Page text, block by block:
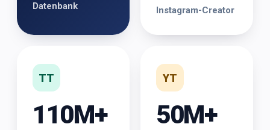
Datenbank
Instagram-Creator
TT
110M+
YT
50M+